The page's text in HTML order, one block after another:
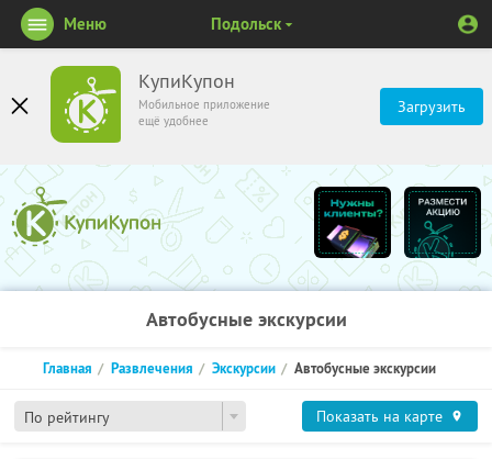
КупиКупон
Мобильное приложение
ещё удобнее
Загрузить
Меню Подольск
Автобусные экскурсии
По рейтингу
Главная Развлечения Экскурсии Автобусные экскурсии
Показать на карте